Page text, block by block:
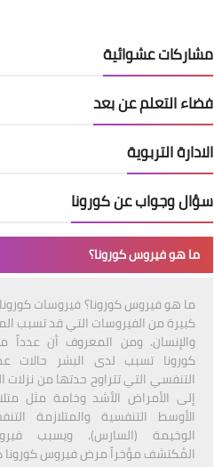
مشاركات عشوائية
فضاء التعلم عن بعد
الادارة التربوية
سؤال وجواب عن كورونا
ما هو فيروس كورونا؟
ما هو فيروس كورونا؟ فيروسات
كبيرة من الفيروسات التي قد تسبب
والإنسان. ومن المعروف أن عدداً
كورونا تسبب لدى البشر حالات
التنفسي التي تتراوح حدتها من نزلات
إلى الأمراض الأشد وخامة مثل
الأوسط التنفسية والمتلازمة
الوخيمة (السارس). ويسبب
المُكتشف مؤخراً مرض فيروس كورونا